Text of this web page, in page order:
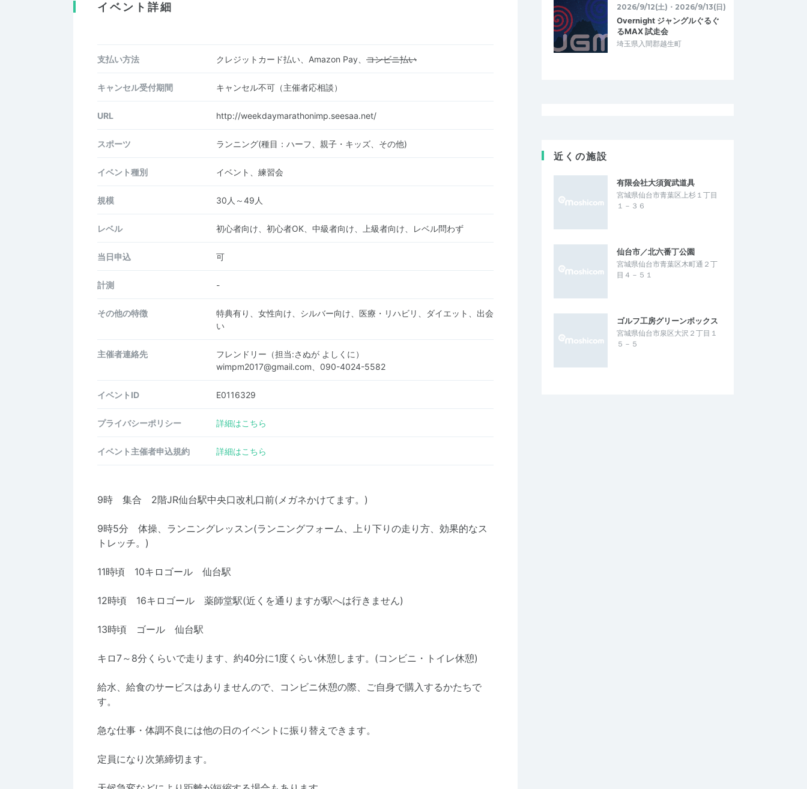
イベント詳細
支払い方法 クレジットカード払い、Amazon Pay、 コンビニ払い
キャンセル受付期間 キャンセル不可（主催者応相談）
URL http://weekdaymarathonimp.seesaa.net/
スポーツ ランニング(種目：ハーフ、親子・キッズ、その他)
イベント種別 イベント、練習会
規模 30人～49人
レベル 初心者向け、初心者OK、中級者向け、上級者向け、レベル問わず
当日申込 可
計測 -
その他の特徴
特典有り、女性向け、シルバー向け、医療・リハビリ、ダイエット、出会
い
主催者連絡先
フレンドリー（担当:さぬが よしくに）
wimpm2017@gmail.com、090-4024-5582
イベントID E0116329
プライバシーポリシー 詳細はこちら
イベント主催者申込規約 詳細はこちら
9時 集合 2階JR仙台駅中央口改札口前(メガネかけてます。)
9時5分 体操、ランニングレッスン(ランニングフォーム、上り下りの走り方、効果的なス
トレッチ。)
11時頃 10キロゴール 仙台駅
12時頃 16キロゴール 薬師堂駅(近くを通りますが駅へは行きません)
13時頃 ゴール 仙台駅
キロ7～8分くらいで走ります、約40分に1度くらい休憩します。(コンビニ・トイレ休憩)
給水、給食のサービスはありませんので、コンビニ休憩の際、ご自身で購入するかたちで
す。
急な仕事・体調不良には他の日のイベントに振り替えできます。
定員になり次第締切ます。
2026/9/12(土)・2026/9/13(日)
Overnight ジャングルぐるぐ
るMAX 試走会
埼玉県入間郡越生町
近くの施設
有限会社大須賀武道具
宮城県仙台市青葉区上杉１丁目
１－３６
仙台市／北六番丁公園
宮城県仙台市青葉区木町通２丁
目４－５１
ゴルフ工房グリーンボックス
宮城県仙台市泉区大沢２丁目１
５－５